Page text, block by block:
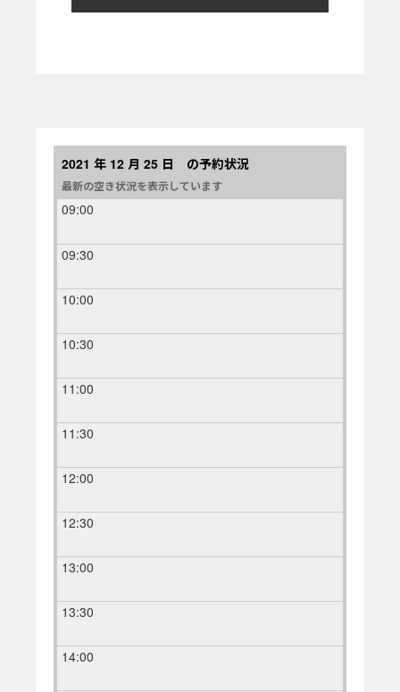
2021 年 12 月 25 日 の予約状況
最新の空き状況を表示しています
09:00
09:30
10:00
10:30
11:00
11:30
12:00
12:30
13:00
13:30
14:00